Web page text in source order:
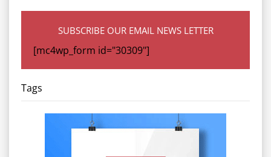
SUBSCRIBE OUR EMAIL NEWS LETTER
[mc4wp_form id="30309"]
Tags